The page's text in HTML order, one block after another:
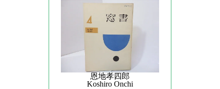
恩地孝四郎
Koshiro Onchi